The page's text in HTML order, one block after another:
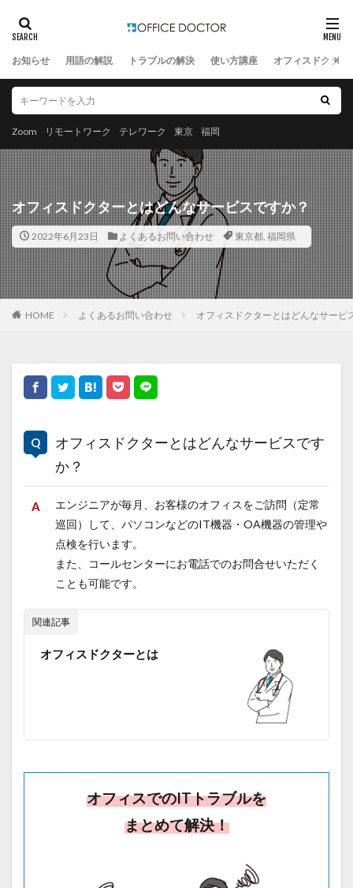
お知らせ 用語の解説 トラブルの解決 使い方講座 オフィスドクター
Zoom リモートワーク テレワーク 東京 福岡
オフィスドクターとはどんなサービスですか？
2022年6月23日 よくあるお問い合わせ 東京都, 福岡県
HOME よくあるお問い合わせ オフィスドクターとはどんなサービ
オフィスドクターとはどんなサービスです
か？
エンジニアが毎月、お客様のオフィスをご訪問（定常
巡回）して、パソコンなどのIT機器・OA機器の管理や
点検を行います。
また、コールセンターにお電話でのお問合せいただく
ことも可能です。
関連記事
オフィスドクターとは
オフィスでのITトラブルを
まとめて解決！